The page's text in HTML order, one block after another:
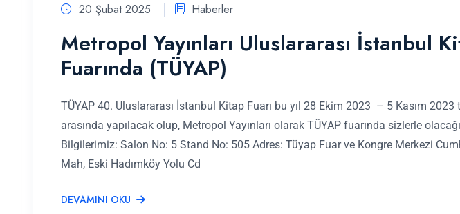
20 Şubat 2025 Haberler
Metropol Yayınları Uluslararası İstanbul
Fuarında (TÜYAP)
TÜYAP 40. Uluslararası İstanbul Kitap Fuarı bu yıl 28 Ekim 2023 – 5 Kasım 2023
arasında yapılacak olup, Metropol Yayınları olarak TÜYAP fuarında sizlerle
Bilgilerimiz: Salon No: 5 Stand No: 505 Adres: Tüyap Fuar ve Kongre Merkezi
Mah, Eski Hadımköy Yolu Cd
DEVAMINI OKU